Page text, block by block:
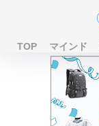
TOP マインド